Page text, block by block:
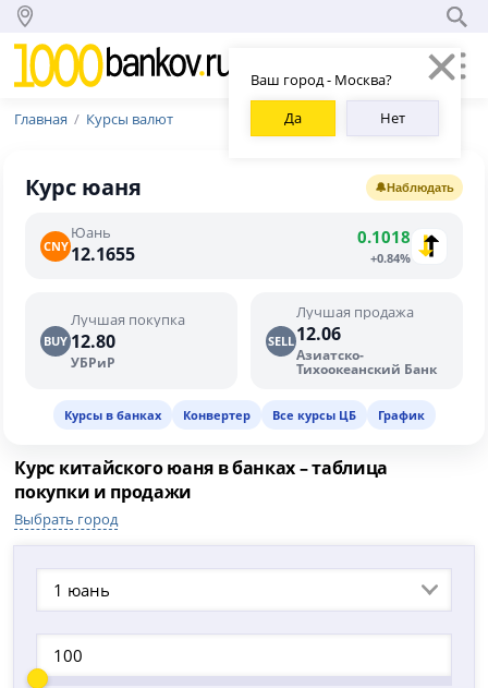
Ваш город - Москва?
Да
Нет
Главная Курсы валют
Курс юаня 🔔Наблюдать
CNY
Юань
12.1655
0.1018
+0.84%
BUY
Лучшая покупка
12.80
УБРиР
SELL
Лучшая продажа
12.06
Азиатско-
Тихоокеанский Банк
Курсы в банках Конвертер Все курсы ЦБ График
Курс китайского юаня в банках – таблица
покупки и продажи
Выбрать город
1 юань